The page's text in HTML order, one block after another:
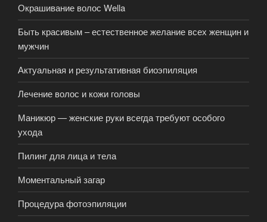
Окрашивание волос Wella
Быть красивым – естественное желание всех женщин и
мужчин
Актуальная и результативная биоэпиляция
Лечение волос и кожи головы
Маникюр — женские руки всегда требуют особого
ухода
Пилинг для лица и тела
Моментальный загар
Процедура фотоэпиляции